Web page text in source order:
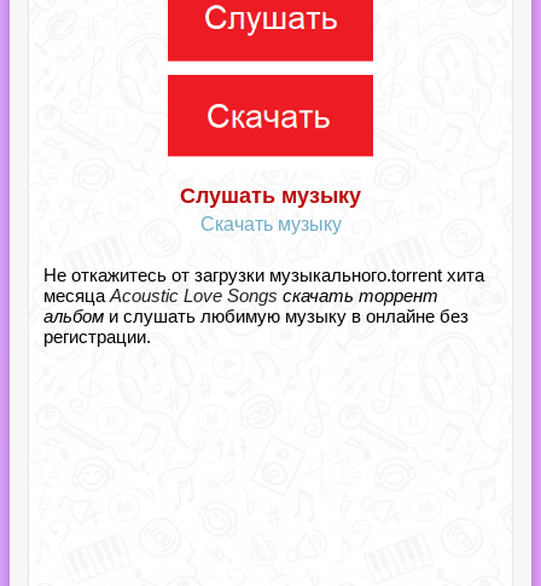
Слушать музыку
Скачать музыку
Не откажитесь от загрузки музыкального.torrent хита
месяца Acoustic Love Songs скачать торрент
альбом и слушать любимую музыку в онлайне без
регистрации.